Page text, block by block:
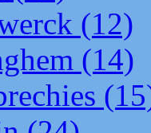
(12)
(14)